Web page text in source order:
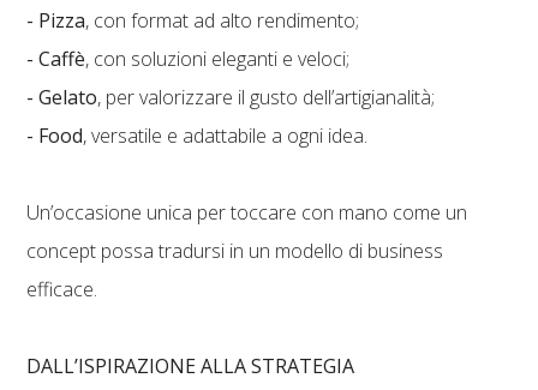
- Pizza, con format ad alto rendimento;
- Caffè, con soluzioni eleganti e veloci;
- Gelato, per valorizzare il gusto dell’artigianalità;
- Food, versatile e adattabile a ogni idea.
Un’occasione unica per toccare con mano come un
concept possa tradursi in un modello di business
efficace.
DALL’ISPIRAZIONE ALLA STRATEGIA